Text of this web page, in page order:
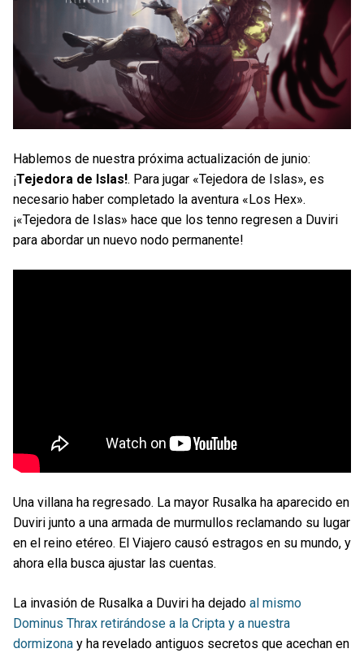
Hablemos de nuestra próxima actualización de junio:
¡Tejedora de Islas!. Para jugar «Tejedora de Islas», es
necesario haber completado la aventura «Los Hex».
¡«Tejedora de Islas» hace que los tenno regresen a Duviri
para abordar un nuevo nodo permanente!
Una villana ha regresado. La mayor Rusalka ha aparecido en
Duviri junto a una armada de murmullos reclamando su lugar
en el reino etéreo. El Viajero causó estragos en su mundo, y
ahora ella busca ajustar las cuentas.
La invasión de Rusalka a Duviri ha dejado al mismo
Dominus Thrax retirándose a la Cripta y a nuestra
dormizona y ha revelado antiguos secretos que acechan en